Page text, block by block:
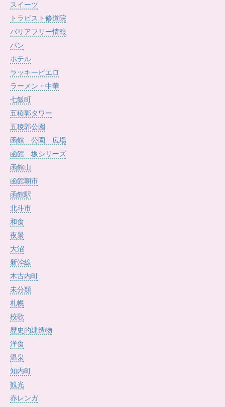
スイーツ
トラピスト修道院
バリアフリー情報
パン
ホテル
ラッキーピエロ
ラーメン・中華
七飯町
五稜郭タワー
五稜郭公園
函館 公園 広場
函館 坂シリーズ
函館山
函館朝市
函館駅
北斗市
和食
夜景
大沼
新幹線
木古内町
未分類
札幌
校歌
歴史的建造物
洋食
温泉
知内町
観光
赤レンガ